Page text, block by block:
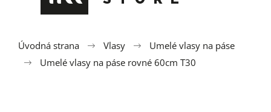
Úvodná strana Vlasy
Umelé vlasy na páse
Umelé vlasy na páse rovné 60cm T30